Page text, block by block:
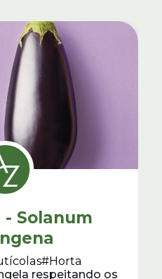
Solanum
#Horta
respeitando os